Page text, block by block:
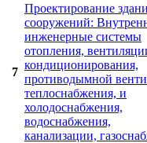
7
Проектирование
сооружений:
инженерные системы
отопления,
кондиционирования,
противодымной
теплоснабжения, и
холодоснабжения,
водоснабжения,
канализации,